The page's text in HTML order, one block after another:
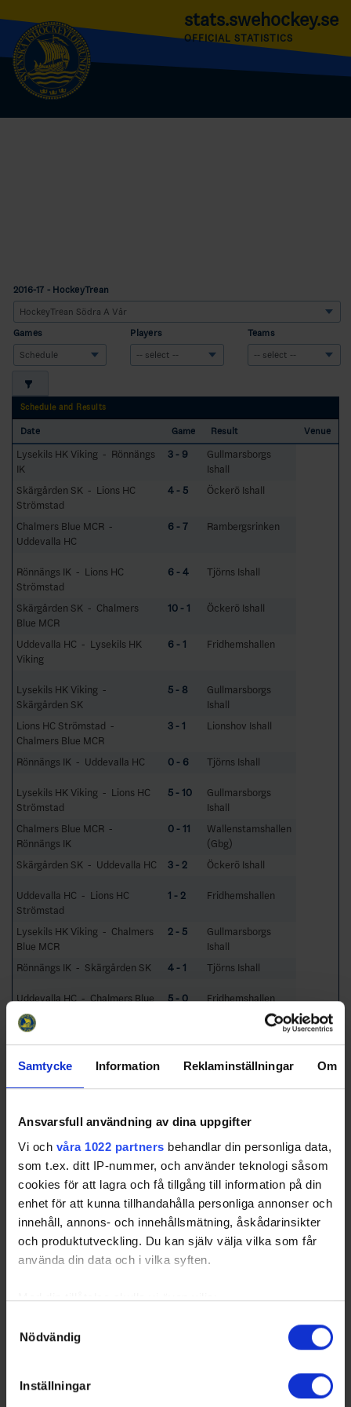
Samtycke Information Reklaminställningar Om
Ansvarsfull användning av dina uppgifter
Vi och våra 1022 partners behandlar din personliga data,
som t.ex. ditt IP-nummer, och använder teknologi såsom
cookies för att lagra och få tillgång till information på din
enhet för att kunna tillhandahålla personliga annonser och
innehåll, annons- och innehållsmätning, åskådarinsikter
och produktutveckling. Du kan själv välja vilka som får
använda din data och i vilka syften.
Med din tillåtelse skulle vi även vilja:
kan ha en noggrannhet på upp till flera meter
Ta reda på mer om hur dina personliga uppgifter
Nödvändig
Inställningar
stats.swehockey.se
OFFICIAL STATISTICS
2016-17 - HockeyTrean
Games Players Teams
Schedule and Results
Date Game Result Venue
Lysekils HK Viking - Rönnängs
IK
3 - 9
Gullmarsborgs
Ishall
Skärgården SK - Lions HC
Strömstad
4 - 5 Öckerö Ishall
Chalmers Blue MCR -
Uddevalla HC
6 - 7 Rambergsrinken
Rönnängs IK - Lions HC
Strömstad
6 - 4 Tjörns Ishall
Skärgården SK - Chalmers
Blue MCR
10 - 1 Öckerö Ishall
Uddevalla HC - Lysekils HK
Viking
6 - 1 Fridhemshallen
Lysekils HK Viking -
Skärgården SK
5 - 8
Gullmarsborgs
Ishall
Lions HC Strömstad -
Chalmers Blue MCR
3 - 1 Lionshov Ishall
Rönnängs IK - Uddevalla HC 0 - 6 Tjörns Ishall
Lysekils HK Viking - Lions HC
Strömstad
5 - 10
Gullmarsborgs
Ishall
Chalmers Blue MCR -
Rönnängs IK
0 - 11
Wallenstamshallen
(Gbg)
Skärgården SK - Uddevalla HC
3 - 2 Öckerö Ishall
Uddevalla HC - Lions HC
Strömstad
1 - 2 Fridhemshallen
Lysekils HK Viking - Chalmers
Blue MCR
2 - 5
Gullmarsborgs
Ishall
Rönnängs IK - Skärgården SK
4 - 1 Tjörns Ishall
Uddevalla HC - Chalmers Blue
MCR
5 - 0 Fridhemshallen
Lions HC Strömstad -
Skärgården SK
Rönnängs IK - Lysekils HK
Viking
13 - 3 Tjörns Ishall
Lions HC Strömstad -
1 - 3 Lionshov Ishall
Lysekils HK Viking - Uddevalla
HC
2 - 11
Gullmarsborgs
Ishall
Chalmers Blue MCR -
Skärgården SK
3 - 6 Rambergsrinken
Viking
1 - 7
Uddevalla HC - Skärgården SK
Lions HC Strömstad - Lysekils